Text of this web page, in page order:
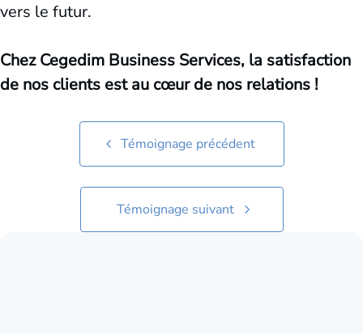
vers le futur.
Chez Cegedim Business Services, la satisfaction
de nos clients est au cœur de nos relations !
Témoignage précédent
Témoignage suivant